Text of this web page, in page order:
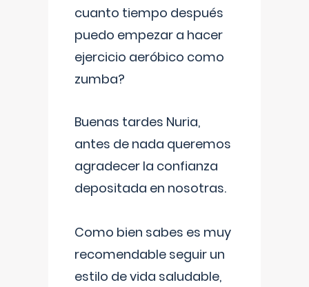
cuanto tiempo después
puedo empezar a hacer
ejercicio aeróbico como
zumba?
Buenas tardes Nuria,
antes de nada queremos
agradecer la confianza
depositada en nosotras.
Como bien sabes es muy
recomendable seguir un
estilo de vida saludable,